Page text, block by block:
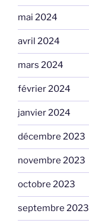
mai 2024
avril 2024
mars 2024
février 2024
janvier 2024
décembre 2023
novembre 2023
octobre 2023
septembre 2023